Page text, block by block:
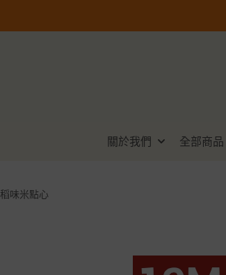
關於我們 全部商品
稻味米點心